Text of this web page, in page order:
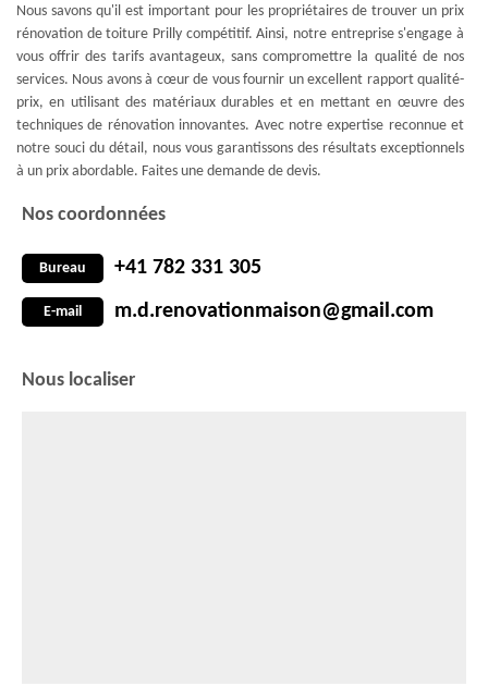
Nous savons qu'il est important pour les propriétaires de trouver un prix
rénovation de toiture Prilly compétitif. Ainsi, notre entreprise s'engage à
vous offrir des tarifs avantageux, sans compromettre la qualité de nos
services. Nous avons à cœur de vous fournir un excellent rapport qualité-
prix, en utilisant des matériaux durables et en mettant en œuvre des
techniques de rénovation innovantes. Avec notre expertise reconnue et
notre souci du détail, nous vous garantissons des résultats exceptionnels
à un prix abordable. Faites une demande de devis.
Nos coordonnées
Bureau +41 782 331 305
E-mail m.d.renovationmaison@gmail.com
Nous localiser